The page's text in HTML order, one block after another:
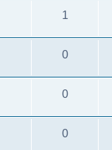
1
0
0
0